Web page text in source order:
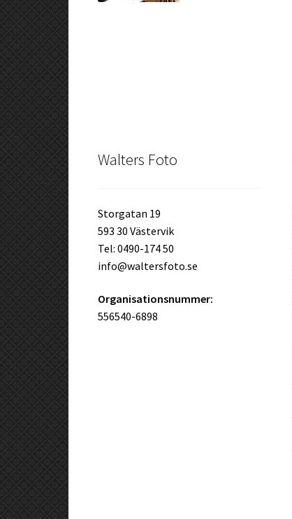
Walters Foto
Storgatan 19
593 30 Västervik
Tel: 0490-174 50
info@waltersfoto.se
Organisationsnummer:
556540-6898